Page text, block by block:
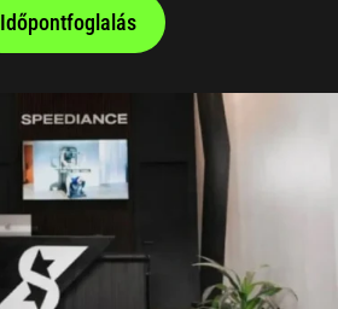
Időpontfoglalás